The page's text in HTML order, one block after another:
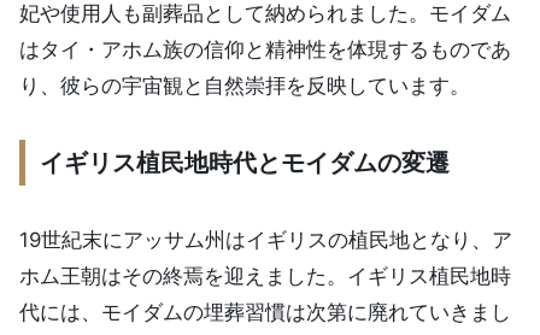
妃や使用人も副葬品として納められました。モイダム
はタイ・アホム族の信仰と精神性を体現するものであ
り、彼らの宇宙観と自然崇拝を反映しています。
イギリス植民地時代とモイダムの変遷
19世紀末にアッサム州はイギリスの植民地となり、ア
ホム王朝はその終焉を迎えました。イギリス植民地時
代には、モイダムの埋葬習慣は次第に廃れていきまし